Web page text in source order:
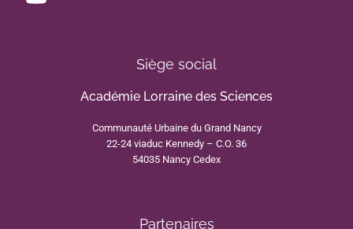
Siège social
Académie Lorraine des Sciences
Communauté Urbaine du Grand Nancy
22-24 viaduc Kennedy – C.O. 36
54035 Nancy Cedex
Partenaires